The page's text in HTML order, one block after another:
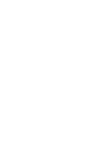
wie zum
Cookies